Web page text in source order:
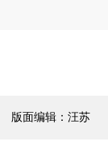
版面编辑：汪苏